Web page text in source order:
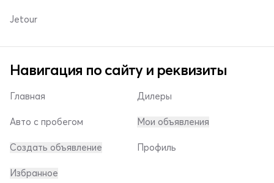
Jetour
Навигация по сайту и реквизиты
Главная
Авто с пробегом
Создать объявление
Дилеры
Мои объявления
Профиль
Избранное